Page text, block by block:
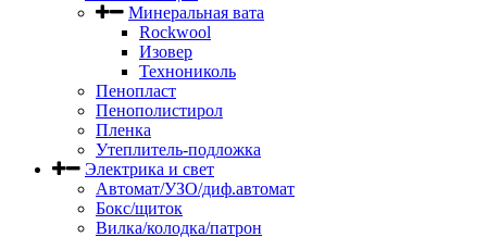
Минеральная вата
Rockwool
Изовер
Технониколь
Пенопласт
Пенополистирол
Пленка
Утеплитель-подложка
Электрика и свет
Автомат/УЗО/диф.автомат
Бокс/щиток
Вилка/колодка/патрон